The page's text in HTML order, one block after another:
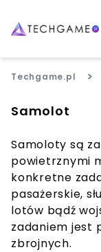
Techgame.pl >
Samolot
Samoloty są
powietrznymi
konkretne
pasażerskie,
lotów bądź
zadaniem jest
zbrojnych.